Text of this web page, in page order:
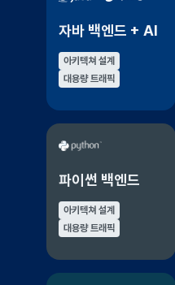
자바 백엔드 + AI
아키텍쳐 설계
대용량 트래픽
파이썬 백엔드
아키텍쳐 설계
대용량 트래픽